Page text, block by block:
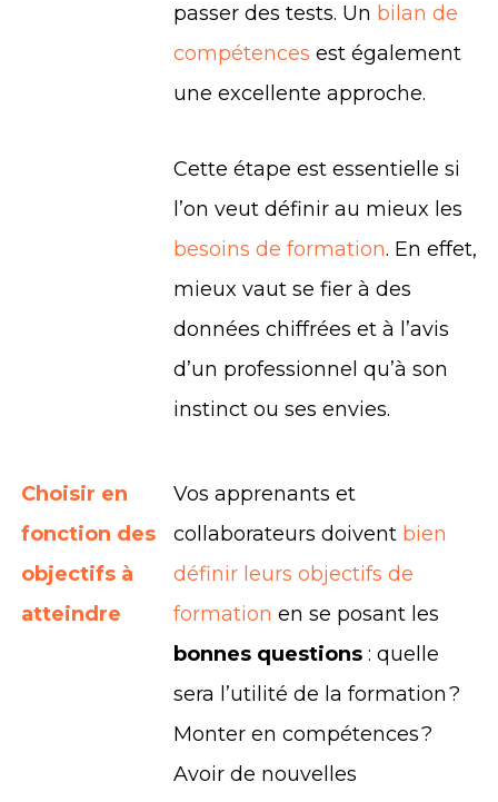
passer des tests. Un bilan de
compétences est également
une excellente approche.
Cette étape est essentielle si
l’on veut définir au mieux les
besoins de formation. En effet,
mieux vaut se fier à des
données chiffrées et à l’avis
d’un professionnel qu’à son
instinct ou ses envies.
Choisir en
fonction des
objectifs à
atteindre
Vos apprenants et
collaborateurs doivent bien
définir leurs objectifs de
formation en se posant les
bonnes questions : quelle
sera l’utilité de la formation ?
Monter en compétences ?
Avoir de nouvelles